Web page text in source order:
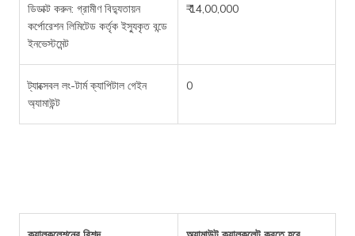
ডিডাক্ট করুন: গ্রামীণ বিদ্যুতায়ন
কর্পোরেশন লিমিটেড কর্তৃক ইস্যুকৃত বন্ডে
ইনভেস্টমেন্ট
₹ 14,00,000
ট্যাক্সেবল লং-টার্ম ক্যাপিটাল গেইন
অ্যামাউন্ট
0